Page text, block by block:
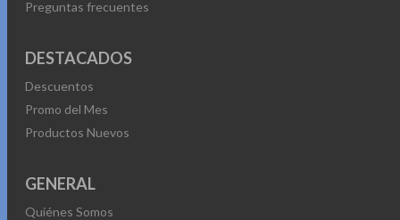
Preguntas frecuentes
DESTACADOS
Descuentos
Promo del Mes
Productos Nuevos
GENERAL
Quiénes Somos